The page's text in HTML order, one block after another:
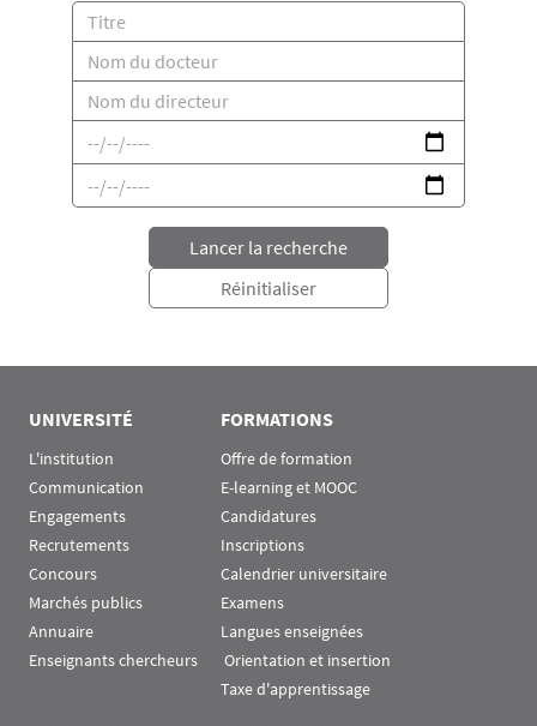
UNIVERSITÉ
L'institution
Communication
Engagements
Recrutements
Concours
Marchés publics
Annuaire
Enseignants chercheurs
FORMATIONS
Offre de formation
E-learning et MOOC
Candidatures
Inscriptions
Calendrier universitaire
Examens
Langues enseignées
Orientation et insertion
Taxe d'apprentissage